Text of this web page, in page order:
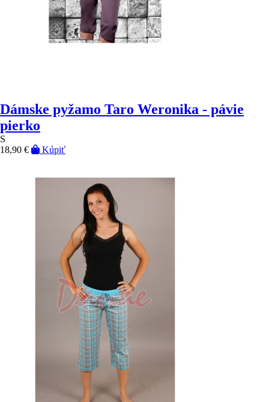
Dámske pyžamo Taro Weronika - pávie
pierko
S
18,90 €
Kúpiť